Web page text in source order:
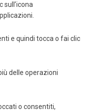
sull’icona
e quindi tocca o fai clic
delle operazioni
o consentiti,